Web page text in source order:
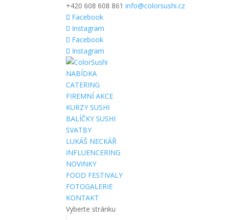
+420 608 608 861 info@colorsushi.cz
Facebook
Instagram
Facebook
Instagram
NABÍDKA
CATERING
FIREMNÍ AKCE
KURZY SUSHI
BALÍČKY SUSHI
SVATBY
LUKÁŠ NECKÁŘ
INFLUENCERING
NOVINKY
FOOD FESTIVALY
FOTOGALERIE
KONTAKT
Vyberte stránku